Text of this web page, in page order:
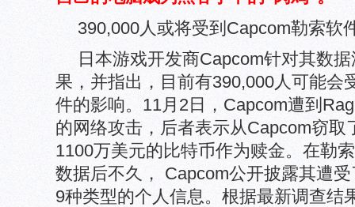
390,000人或将受到Capcom勒索软
日本游戏开发商Capcom针对其数
果，并指出，目前有390,000人可能会
件的影响。11月2日，Capcom遭到
的网络攻击，后者表示从Capcom窃取
1100万美元的比特币作为赎金。在勒
数据后不久， Capcom公开披露其遭
9种类型的个人信息。根据最新调查结